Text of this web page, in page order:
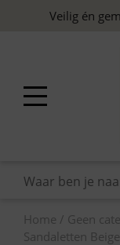
Veilig én
Home / Geen
Sandaletten